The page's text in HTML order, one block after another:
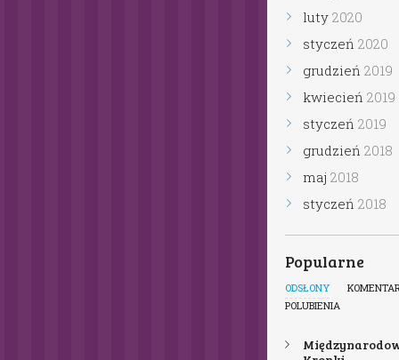
2020
2019
2019
2019
2018
2018
KOMENTARZE
Międzynarodowy Dzień